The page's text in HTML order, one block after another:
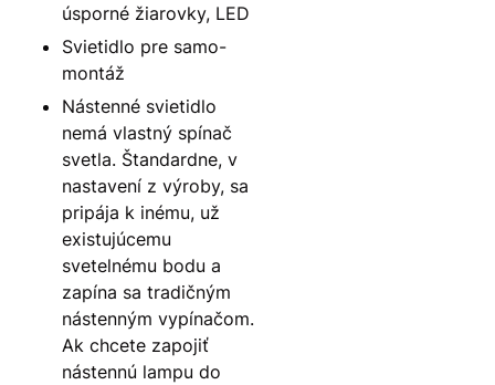
úsporné žiarovky, LED
Svietidlo pre samo-
montáž
Nástenné svietidlo
nemá vlastný spínač
svetla. Štandardne, v
nastavení z výroby, sa
pripája k inému, už
existujúcemu
svetelnému bodu a
zapína sa tradičným
nástenným vypínačom.
Ak chcete zapojiť
nástennú lampu do